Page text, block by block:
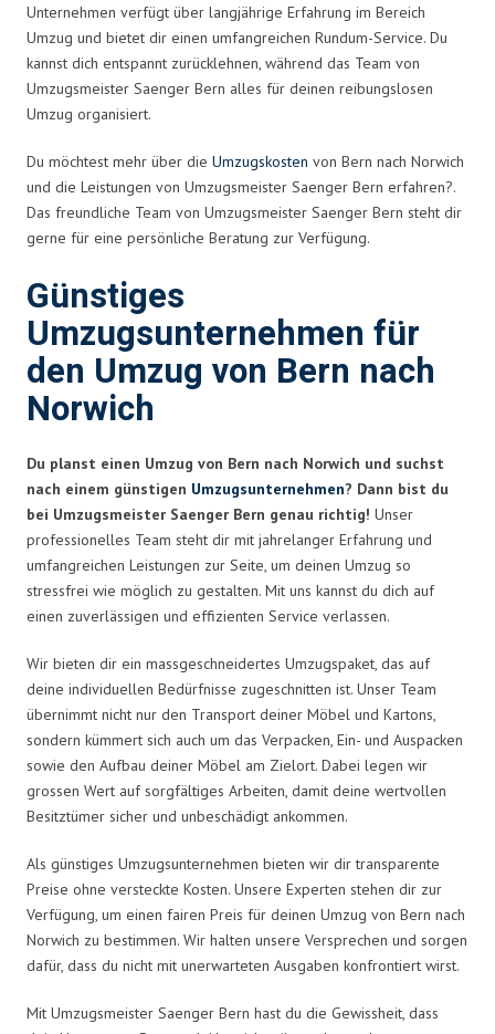
Unternehmen verfügt über langjährige Erfahrung im Bereich
Umzug und bietet dir einen umfangreichen Rundum-Service. Du
kannst dich entspannt zurücklehnen, während das Team von
Umzugsmeister Saenger Bern alles für deinen reibungslosen
Umzug organisiert.
Du möchtest mehr über die Umzugskosten von Bern nach Norwich
und die Leistungen von Umzugsmeister Saenger Bern erfahren?.
Das freundliche Team von Umzugsmeister Saenger Bern steht dir
gerne für eine persönliche Beratung zur Verfügung.
Günstiges
Umzugsunternehmen für
den Umzug von Bern nach
Norwich
Du planst einen Umzug von Bern nach Norwich und suchst
nach einem günstigen Umzugsunternehmen? Dann bist du
bei Umzugsmeister Saenger Bern genau richtig! Unser
professionelles Team steht dir mit jahrelanger Erfahrung und
umfangreichen Leistungen zur Seite, um deinen Umzug so
stressfrei wie möglich zu gestalten. Mit uns kannst du dich auf
einen zuverlässigen und effizienten Service verlassen.
Wir bieten dir ein massgeschneidertes Umzugspaket, das auf
deine individuellen Bedürfnisse zugeschnitten ist. Unser Team
übernimmt nicht nur den Transport deiner Möbel und Kartons,
sondern kümmert sich auch um das Verpacken, Ein- und Auspacken
sowie den Aufbau deiner Möbel am Zielort. Dabei legen wir
grossen Wert auf sorgfältiges Arbeiten, damit deine wertvollen
Besitztümer sicher und unbeschädigt ankommen.
Als günstiges Umzugsunternehmen bieten wir dir transparente
Preise ohne versteckte Kosten. Unsere Experten stehen dir zur
Verfügung, um einen fairen Preis für deinen Umzug von Bern nach
Norwich zu bestimmen. Wir halten unsere Versprechen und sorgen
dafür, dass du nicht mit unerwarteten Ausgaben konfrontiert wirst.
Mit Umzugsmeister Saenger Bern hast du die Gewissheit, dass